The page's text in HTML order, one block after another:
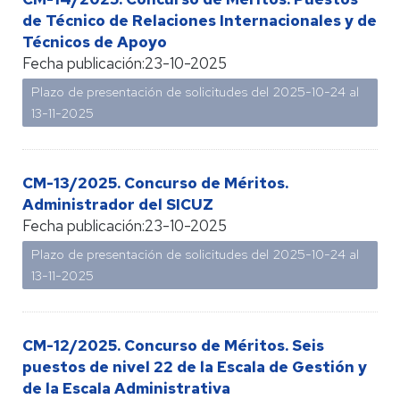
de Técnico de Relaciones Internacionales y de
Técnicos de Apoyo
Fecha publicación:23-10-2025
Plazo de presentación de solicitudes del 2025-10-24 al
13-11-2025
CM-13/2025. Concurso de Méritos.
Administrador del SICUZ
Fecha publicación:23-10-2025
Plazo de presentación de solicitudes del 2025-10-24 al
13-11-2025
CM-12/2025. Concurso de Méritos. Seis
puestos de nivel 22 de la Escala de Gestión y
de la Escala Administrativa